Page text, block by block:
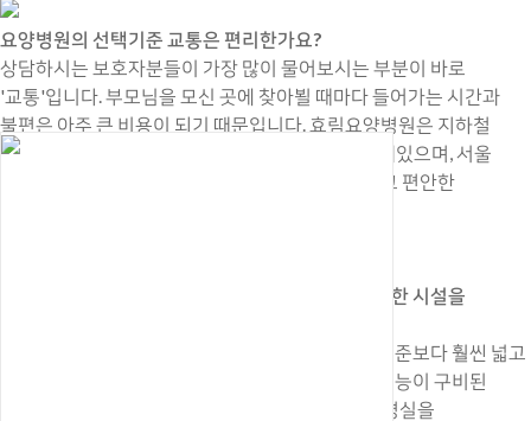
요양병원의 선택기준 교통은 편리한가요?
상담하시는 보호자분들이 가장 많이 물어보시는 부분이 바로
'교통'입니다. 부모님을 모신 곳에 찾아뵐 때마다 들어가는 시간과
불편은 아주 큰 비용이 되기 때문입니다. 효림요양병원은 지하철
3호선 주엽역에서 250m, 도보로 3분 거리에 위치해있으며, 서울
영등포를 기준으로 25분이면 도착합니다. 또한 넓고 편안한
미세먼지 없는 깨끗하고 쾌적한 시설을
효림요양병원은 자체 건물 소유 병원으로서 법적 기준보다 훨씬 넓고
쾌적한 공간을 제공하고 있습니다. 또한 공기청정기능이 구비된
최신형 LG시스템 에어컨으로 미세먼지 없는 청정 병실을